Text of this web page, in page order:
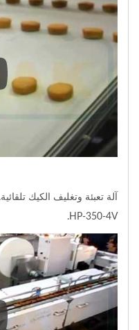
آلة تعبئة وتغليف الكيك
HP-350-4V.